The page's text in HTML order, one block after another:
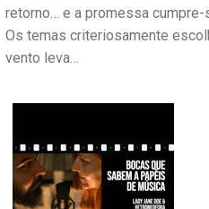
retorno… e a promessa
Os temas criteriosamente
vento leva…